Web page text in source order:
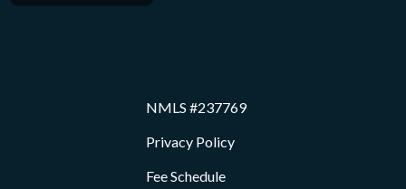
NMLS #237769
Privacy Policy
Fee Schedule